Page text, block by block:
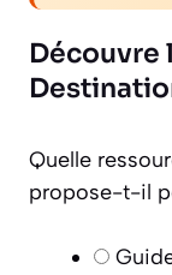
Découvre
Quelle
propose-t-il